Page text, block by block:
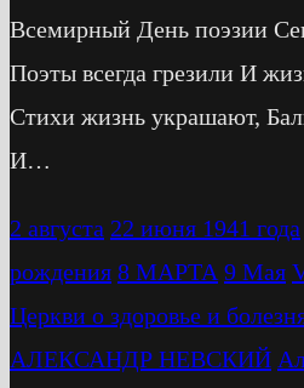
Всемирный День поэзии
Поэты всегда грезили И
Стихи жизнь украшают,
И…
2 августа 22 июня 1941 года
рождения 8 МАРТА 9 Мая
Церкви о здоровье и
АЛЕКСАНДР НЕВСКИЙ